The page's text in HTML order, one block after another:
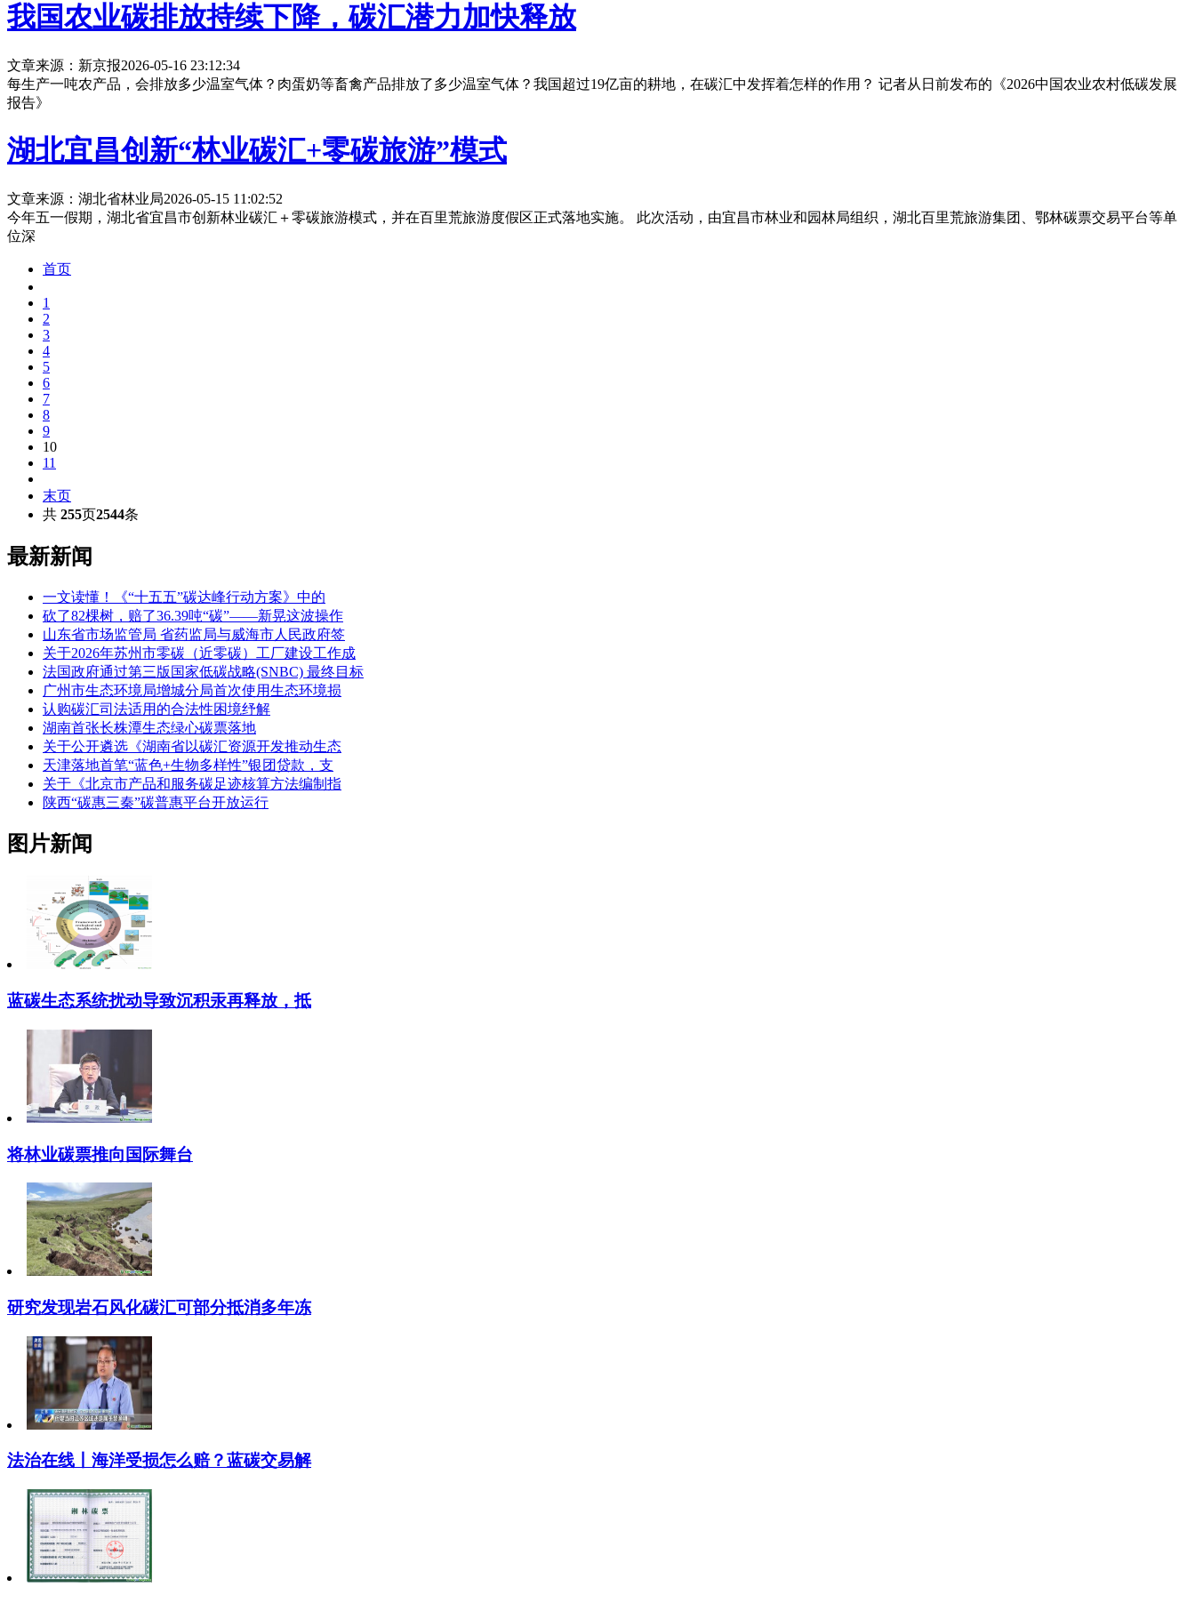
我国农业碳排放持续下降，碳汇潜力加快释放
文章来源：新京报2026-05-16 23:12:34
每生产一吨农产品，会排放多少温室气体？肉蛋奶等畜禽产品排放了多少温室气体？我国超过19亿亩的耕地，在碳汇中发挥着怎样的作用？ 记者从日前发布的《2026中国农业农村低碳发展
报告》
湖北宜昌创新“林业碳汇+零碳旅游”模式
文章来源：湖北省林业局2026-05-15 11:02:52
今年五一假期，湖北省宜昌市创新林业碳汇＋零碳旅游模式，并在百里荒旅游度假区正式落地实施。 此次活动，由宜昌市林业和园林局组织，湖北百里荒旅游集团、鄂林碳票交易平台等单
位深
首页
1
2
3
4
5
6
7
8
9
10
11
末页
共 255页2544条
最新新闻
一文读懂！《“十五五”碳达峰行动方案》中的
砍了82棵树，赔了36.39吨“碳”——新晃这波操作
山东省市场监管局 省药监局与威海市人民政府签
关于2026年苏州市零碳（近零碳）工厂建设工作成
法国政府通过第三版国家低碳战略(SNBC) 最终目标
广州市生态环境局增城分局首次使用生态环境损
认购碳汇司法适用的合法性困境纾解
湖南首张长株潭生态绿心碳票落地
关于公开遴选《湖南省以碳汇资源开发推动生态
天津落地首笔“蓝色+生物多样性”银团贷款，支
关于《北京市产品和服务碳足迹核算方法编制指
陕西“碳惠三秦”碳普惠平台开放运行
图片新闻
蓝碳生态系统扰动导致沉积汞再释放，抵
将林业碳票推向国际舞台
研究发现岩石风化碳汇可部分抵消多年冻
法治在线丨海洋受损怎么赔？蓝碳交易解